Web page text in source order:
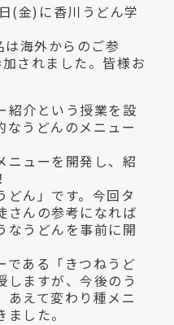
(金)に香川うどん学
海外からのご参
されました。皆様お
紹介という授業を設
なうどんのメニュー
ニューを開発し、紹
ん」です。今回タ
さんの参考になれば
なうどんを事前に開
である「きつねうど
しますが、今後のう
あえて変わり種メニ
した。